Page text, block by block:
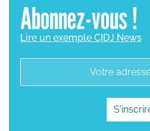
Abonnez-vous !
Lire un exemple CIDJ News
mailjet subscription